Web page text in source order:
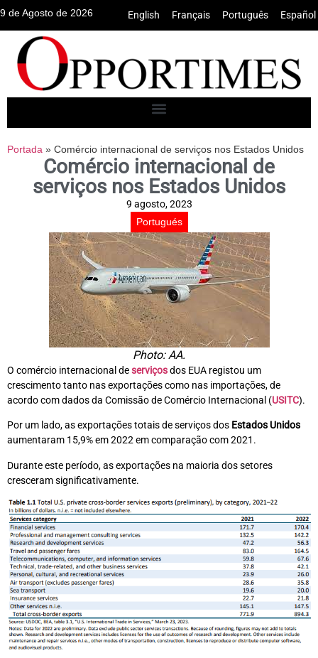
9 de Agosto de 2026 English Français Português Español
Portada » Comércio internacional de serviços nos Estados Unidos
Comércio internacional de
serviços nos Estados Unidos
9 agosto, 2023
Portugués
Photo: AA.
O comércio internacional deserviçosdos EUA registou um
crescimento tanto nas exportações como nas importações, de
acordo com dados da Comissão de Comércio Internacional (USITC).
Por um lado, as exportações totais de serviços dos Estados Unidos
aumentaram 15,9% em 2022 em comparação com 2021.
Durante este período, as exportações na maioria dos setores
cresceram significativamente.